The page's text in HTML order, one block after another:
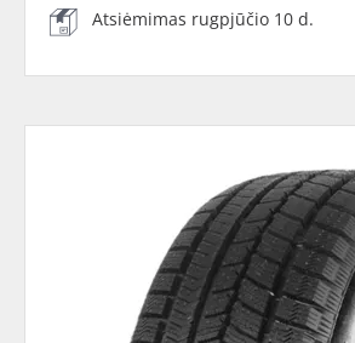
Atsiėmimas rugpjūčio 10 d.